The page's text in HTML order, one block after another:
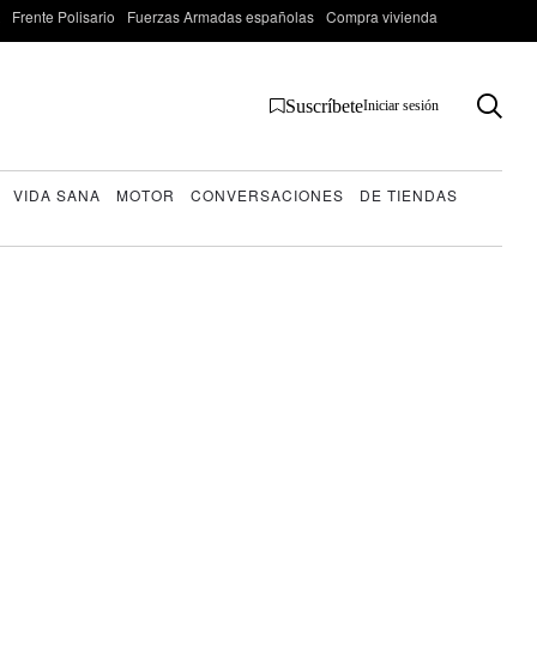
Frente Polisario Fuerzas Armadas españolas Compra vivienda
SuscríbeteIniciar sesión
VIDA SANA MOTOR CONVERSACIONES
DE TIENDAS